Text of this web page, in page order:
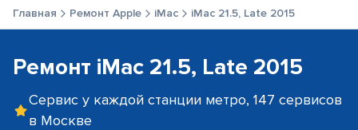
Главная Ремонт Apple iMac iMac 21.5, Late 2015
Ремонт iMac 21.5, Late 2015
Сервис у каждой станции метро, 147 сервисов
в Москве